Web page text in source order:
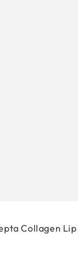
Collagen Lip